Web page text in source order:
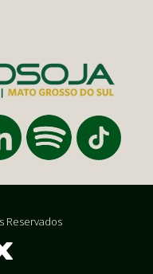
Reservados